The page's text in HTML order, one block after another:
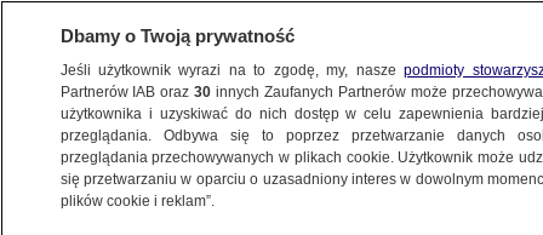
TO WARTO WIEDZIEĆ
Dbamy o Twoją prywatność
Jeśli użytkownik wyrazi na to zgodę, my, naszepodmioty
Partnerów IAB oraz30 innych Zaufanych Partnerów może
użytkownika i uzyskiwać do nich dostęp w celu zapewnienia
przeglądania. Odbywa się to poprzez przetwarzanie danych
przeglądania przechowywanych w plikach cookie. Użytkownik może
się przetwarzaniu w oparciu o uzasadniony interes w dowolnym
plików cookie i reklam”.